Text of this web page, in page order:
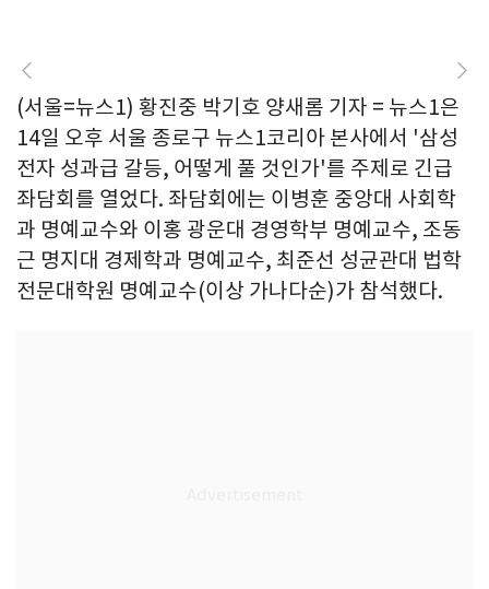
(서울=뉴스1) 황진중 박기호 양새롬 기자 = 뉴스1은
14일 오후 서울 종로구 뉴스1코리아 본사에서 '삼성
전자 성과급 갈등, 어떻게 풀 것인가'를 주제로 긴급
좌담회를 열었다. 좌담회에는 이병훈 중앙대 사회학
과 명예교수와 이홍 광운대 경영학부 명예교수, 조동
근 명지대 경제학과 명예교수, 최준선 성균관대 법학
전문대학원 명예교수(이상 가나다순)가 참석했다.